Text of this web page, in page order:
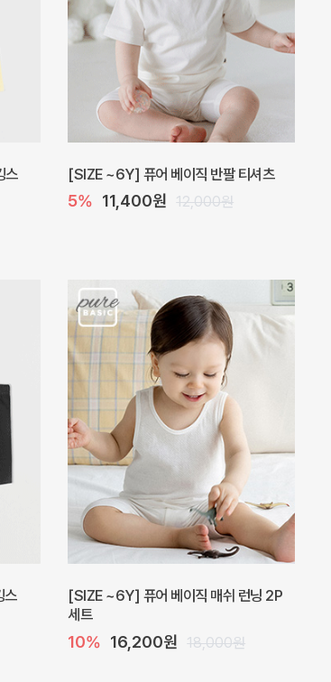
프로리 뷔스티에 미니 아기 원피스
20% 20,800원 26,000원
20% 27,200원 34,000원